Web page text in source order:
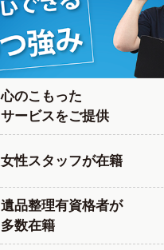
心のこもった
サービスをご提供
女性スタッフが在籍
遺品整理有資格者が
多数在籍